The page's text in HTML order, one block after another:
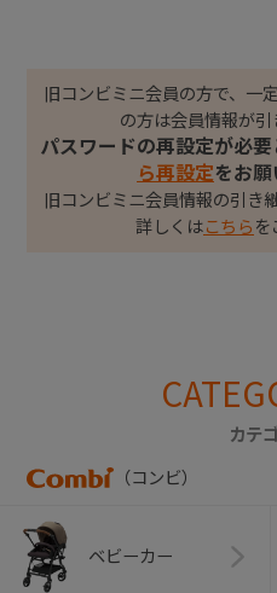
旧コンビミニ会員の方で、一
の方は会員情報が引
パスワードの再設定が必要
ら再設定をお願
旧コンビミニ会員情報の引き
詳しくはこちら を
カテ
（コンビ）
ベビーカー